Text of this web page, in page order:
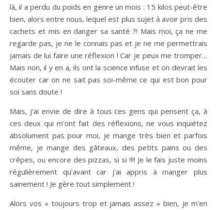
là, il a perdu du poids en genre un mois : 15 kilos peut-être
bien, alors entre nous, lequel est plus sujet à avoir pris des
cachets et mis en danger sa santé ?! Mais moi, ça ne me
regarde pas, je ne le connais pas et je ne me permettrais
jamais de lui faire une réflexion ! Car je peux me tromper…
Mais non, il y en a, ils ont la science infuse et on devrait les
écouter car on ne sait pas soi-même ce qui est bon pour
soi sans doute !
Mais, j’ai envie de dire à tous ces gens qui pensent ça, à
ces deux qui m’ont fait des réflexions, ne vous inquiétez
absolument pas pour moi, je mange très bien et parfois
même, je mange des gâteaux, des petits pains ou des
crêpes, ou encore des pizzas, si si !!!! Je le fais juste moins
régulièrement qu’avant car j’ai appris à manger plus
sainement ! Je gère tout simplement !
Alors vos « toujours trop et jamais assez » bien, je m’en